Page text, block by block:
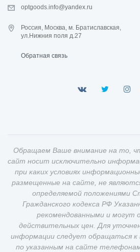
optgoods.info@yandex.ru
Россия, Москва, м. Братиславская,
ул.Нижния поля д.27
Обратная связь
Обращаем Ваше внимание на то,
сайт носит исключительно
при каких условиях
размещенные на сайте, не
определяемой положениями
Гражданского кодекса РФ
рекомендованными и могут
действительных цен. Для
информации следует обращаться
по указанным на сайте